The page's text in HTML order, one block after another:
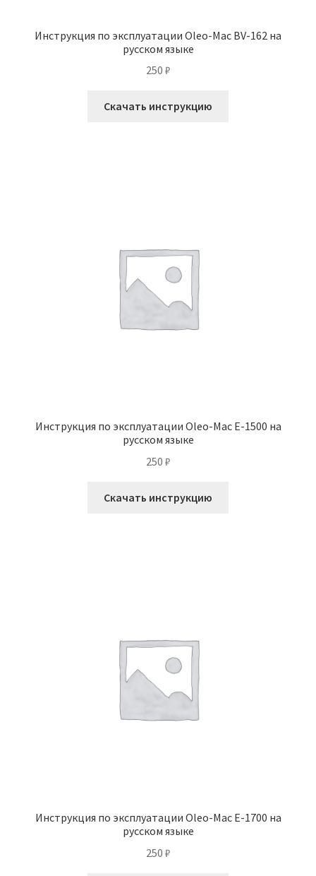
Инструкция по эксплуатации Oleo-Mac BV-162 на
русском языке
250 ₽
Скачать инструкцию
Инструкция по эксплуатации Oleo-Mac E-1500 на
русском языке
250 ₽
Скачать инструкцию
Инструкция по эксплуатации Oleo-Mac E-1700 на
русском языке
250 ₽